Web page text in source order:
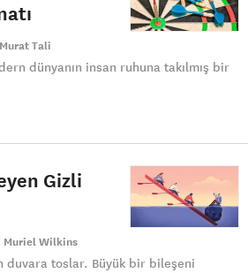
Murat Tali
dünyanın insan ruhuna takılmış bir
Gizli
Muriel Wilkins
duvara toslar. Büyük bir bileşeni